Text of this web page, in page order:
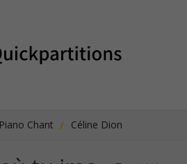
Piano Chant Céline Dion